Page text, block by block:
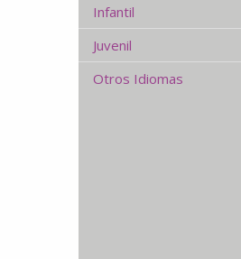
Infantil
Juvenil
Otros Idiomas